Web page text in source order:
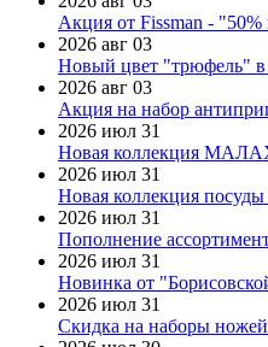
Акция от Fissman - "50%
2026 авг 03
Новый цвет "трюфель" в
2026 авг 03
Акция на набор
2026 июл 31
Новая коллекция
2026 июл 31
Новая коллекция
2026 июл 31
Пополнение
2026 июл 31
Новинка от
2026 июл 31
Скидка на наборы